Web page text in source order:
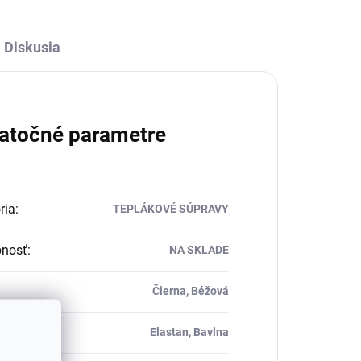
Diskusia
parametre
: TEPLÁKOVÉ SÚPRAVY
: NA SKLADE
Čierna, Béžová
Elastan, Bavlna